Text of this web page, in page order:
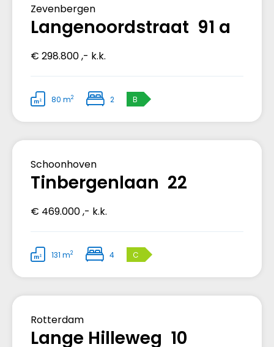
Verkocht
Zevenbergen
Langenoordstraat 91 a
€ 298.800 ,- k.k.
80 m2 2 B
Verkocht
Schoonhoven
Tinbergenlaan 22
€ 469.000 ,- k.k.
131 m2 4 C
Verkocht
Rotterdam
Lange Hilleweg 10